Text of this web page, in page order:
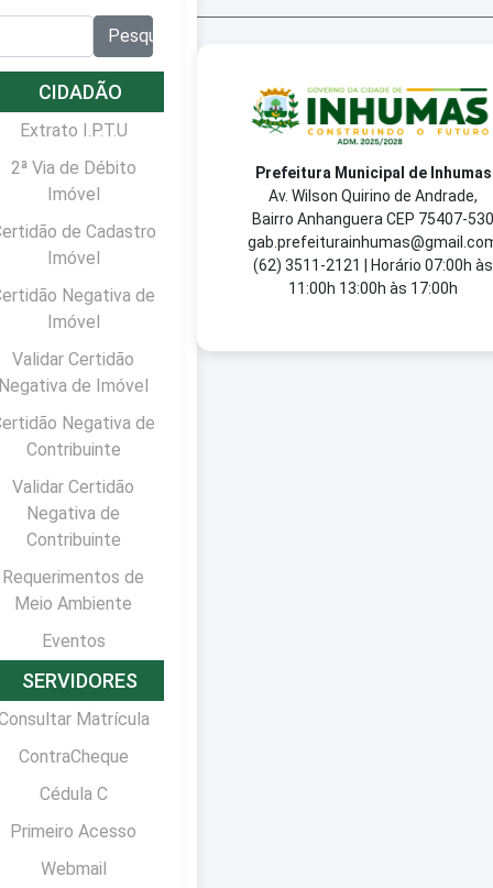
no site:Pesquisar
CIDADÃO
Extrato I.P.T.U
2ª Via de Débito
Imóvel
de Cadastro
Imóvel
Negativa de
Imóvel
Validar Certidão
de Imóvel
Negativa de
Contribuinte
Validar Certidão
Negativa de
Contribuinte
Requerimentos de
Meio Ambiente
Eventos
SERVIDORES
Matrícula
ContraCheque
Cédula C
Primeiro Acesso
Webmail
Prefeitura Municipal de Inhumas
Av. Wilson Quirino de Andrade,
Bairro Anhanguera CEP 75407-530
(62) 3511-2121 | Horário 07:00h às
11:00h 13:00h às 17:00h